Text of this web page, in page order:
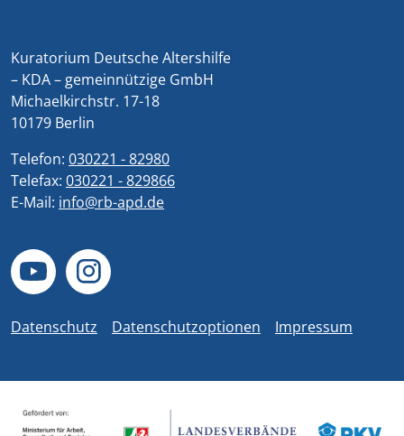
Kuratorium Deutsche Altershilfe
– KDA – gemeinnützige GmbH
Michaelkirchstr. 17-18
10179 Berlin
Telefon: 030221 - 82980
Telefax: 030221 - 829866
E-Mail: info@rb-apd.de
Datenschutz Datenschutzoptionen Impressum